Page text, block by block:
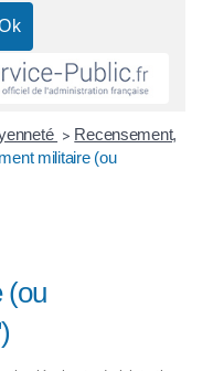
> Recensement,
militaire (ou
(ou